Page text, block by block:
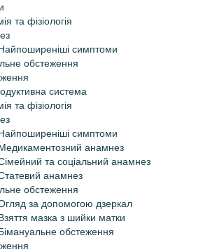
та фізіологія
симптоми
обстеження
система
та фізіологія
симптоми
анамнез
та соціальний анамнез
анамнез
обстеження
за допомогою дзеркал
мазка з шийки матки
обстеження